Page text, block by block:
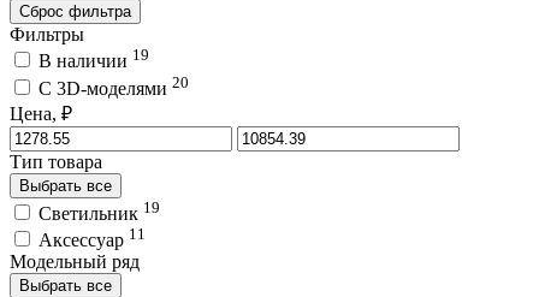
Сброс фильтра
Фильтры
В наличии 19
C 3D-моделями 20
Цена, ₽
Тип товара
Выбрать все
Светильник 19
Аксессуар 11
Модельный ряд
Выбрать все